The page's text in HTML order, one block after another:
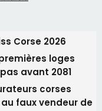
par une
restaurants
de la médecine